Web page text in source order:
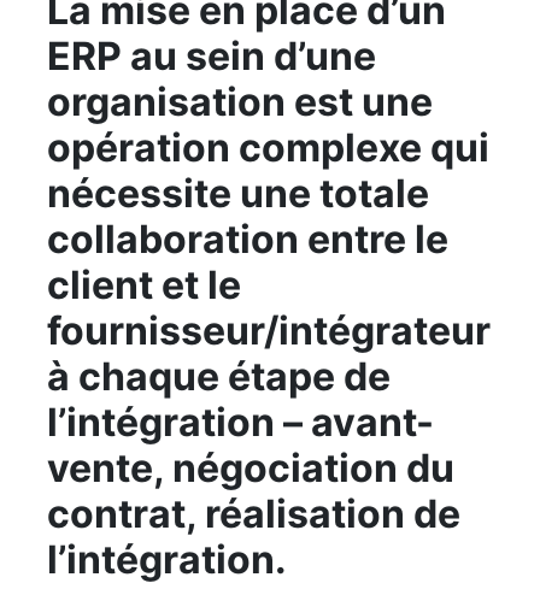
La mise en place d’un
ERP au sein d’une
organisation est une
opération complexe qui
nécessite une totale
collaboration entre le
client et le
fournisseur/intégrateur
à chaque étape de
l’intégration – avant-
vente, négociation du
contrat, réalisation de
l’intégration.